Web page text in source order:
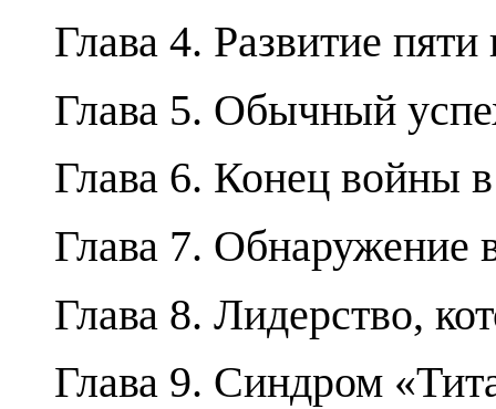
Глава 4. Развитие
Глава 5. Обычный
Глава 6. Конец войны
Глава 7. Обнаружение
Глава 8. Лидерство,
Глава 9. Синдром